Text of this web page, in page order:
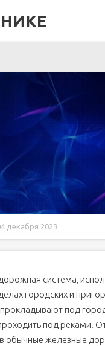
декабря 2023
система,
городских и
под
под реками.
обычные железные